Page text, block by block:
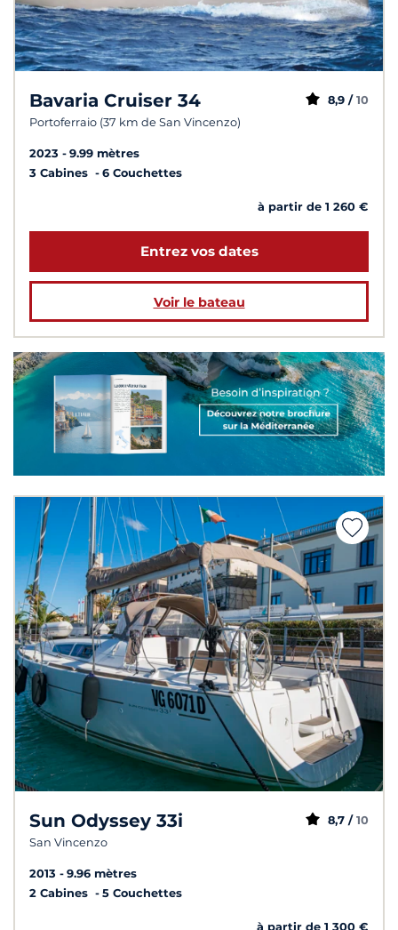
Bavaria Cruiser 34
Portoferraio (37 km de San Vincenzo)
8,9 / 10
2023
9.99 mètres
3 Cabines
6 Couchettes
à partir de 1 260 €
Entrez vos dates
Voir le bateau
Sun Odyssey 33i
San Vincenzo
8,7 / 10
2013
9.96 mètres
2 Cabines
5 Couchettes
à partir de 1 300 €